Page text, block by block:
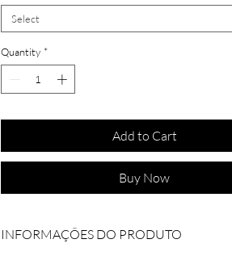
Select
Quantity *
Add to Cart
Buy Now
INFORMAÇÕES DO PRODUTO